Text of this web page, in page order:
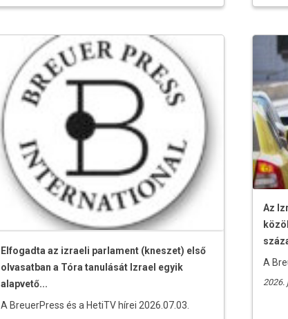
Elfogadta az izraeli parlament (kneszet) első
olvasatban a Tóra tanulását Izrael egyik
alapvető...
A BreuerPress és a HetiTV hírei 2026.07.03.
Az
A
2026.